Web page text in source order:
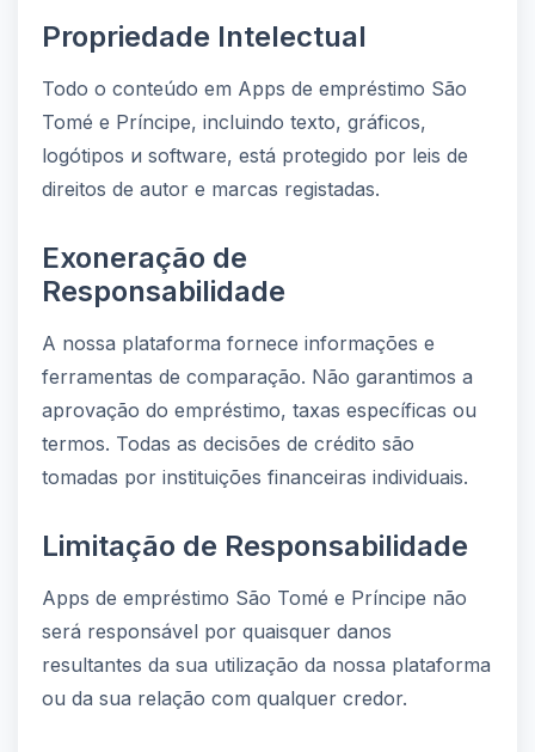
Propriedade Intelectual
Todo o conteúdo em Apps de empréstimo São
Tomé e Príncipe, incluindo texto, gráficos,
logótipos и software, está protegido por leis de
direitos de autor e marcas registadas.
Exoneração de
Responsabilidade
A nossa plataforma fornece informações e
ferramentas de comparação. Não garantimos a
aprovação do empréstimo, taxas específicas ou
termos. Todas as decisões de crédito são
tomadas por instituições financeiras individuais.
Limitação de Responsabilidade
Apps de empréstimo São Tomé e Príncipe não
será responsável por quaisquer danos
resultantes da sua utilização da nossa plataforma
ou da sua relação com qualquer credor.